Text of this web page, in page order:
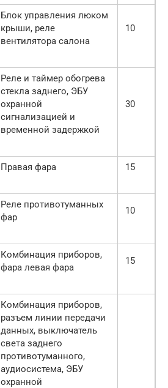
Блок управления люком
крыши, реле
вентилятора салона
10
Реле и таймер обогрева
стекла заднего, ЭБУ
охранной
сигнализацией и
временной задержкой
30
Правая фара 15
Реле противотуманных
фар
10
Комбинация приборов,
фара левая фара
15
Комбинация приборов,
разъем линии передачи
данных, выключатель
света заднего
противотуманного,
аудиосистема, ЭБУ
охранной